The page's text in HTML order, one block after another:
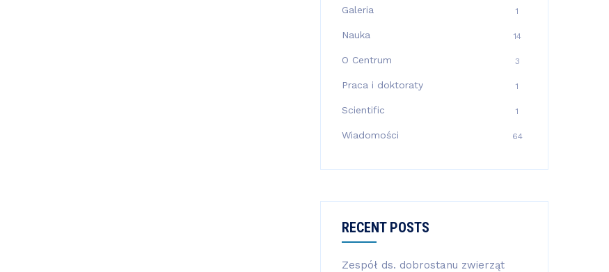
Galeria 1
Nauka 14
O Centrum 3
Praca i doktoraty 1
Scientific 1
Wiadomości 64
RECENT POSTS
Zespół ds. dobrostanu zwierząt